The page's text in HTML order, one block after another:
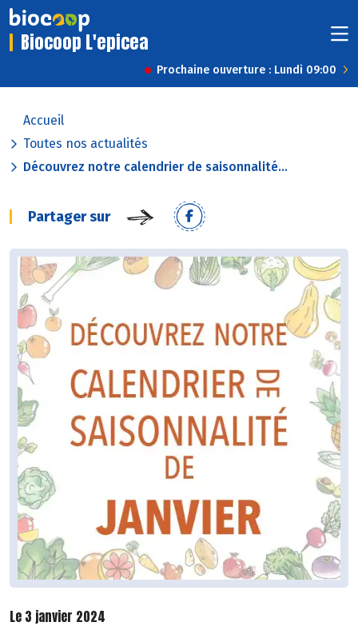
Biocoop L'epicea
Prochaine ouverture : Lundi 09:00
Accueil
Toutes nos actualités
Découvrez notre calendrier de saisonnalité...
Partager sur
Le 3 janvier 2024